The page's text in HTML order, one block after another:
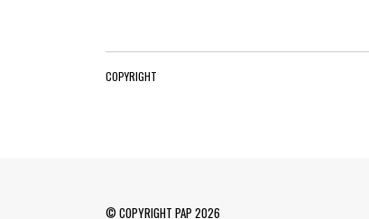
COPYRIGHT
© COPYRIGHT PAP 2026